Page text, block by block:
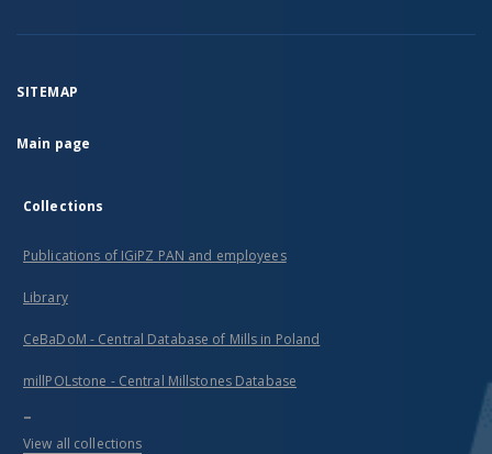
SITEMAP
Main page
Collections
Publications of IGiPZ PAN and employees
Library
CeBaDoM - Central Database of Mills in Poland
millPOLstone - Central Millstones Database
...
View all collections